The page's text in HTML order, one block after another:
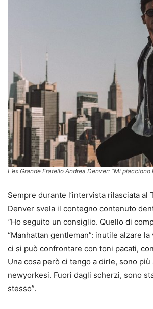
L’ex Grande Fratello Andrea Denver: “Mi piacciono
Sempre durante l’intervista rilasciata al
Denver svela il contegno contenuto
“Ho seguito un consiglio. Quello di
“Manhattan gentleman”: inutile alzare
ci si può confrontare con toni pacati,
Una cosa però ci tengo a dirle, sono
newyorkesi. Fuori dagli scherzi, sono
stesso”.